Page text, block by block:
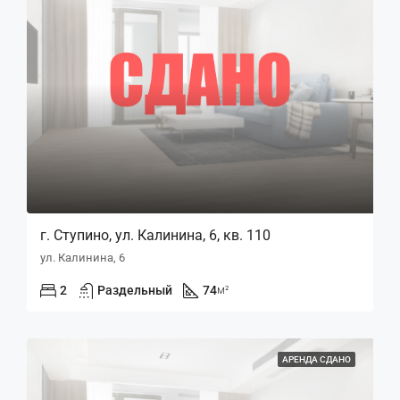
г. Ступино, ул. Калинина, 6, кв. 110
ул. Калинина, 6
2 Раздельный 74м²
АРЕНДА СДАНО